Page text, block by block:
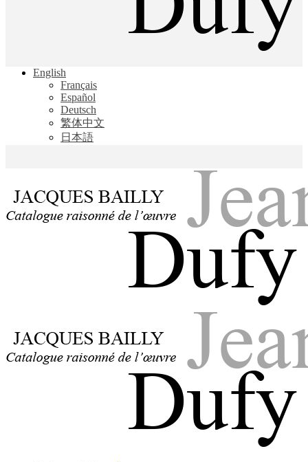
Jean Dufy
Jacques Bailly - Catalogue raisonné de l'œuvre de Jean Dufy
English
Français
Español
Deutsch
繁体中文
日本語
Jean Dufy
Jacques Bailly - Catalogue raisonné de l'œuvre de Jean Dufy